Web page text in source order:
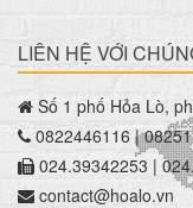
LIÊN HỆ VỚI
Số 1 phố Hỏa Lò,
0822446116 |
024.39342253 |
contact@hoalo.vn